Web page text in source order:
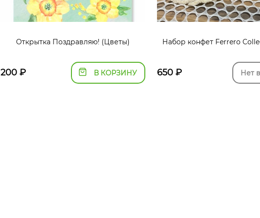
Открытка Поздравляю! (Цветы)
200 ₽ В КОРЗИНУ
Набор конфет Ferrero
650₽ Нет